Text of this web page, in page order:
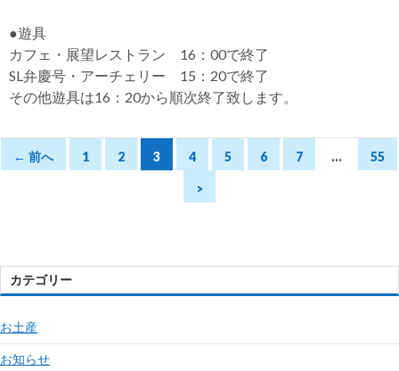
●遊具
カフェ・展望レストラン 16：00で終了
SL弁慶号・アーチェリー 15：20で終了
その他遊具は16：20から順次終了致します。
← 前へ 1 2 3 4 5 6 7 … 55
>
カテゴリー
お土産
お知らせ